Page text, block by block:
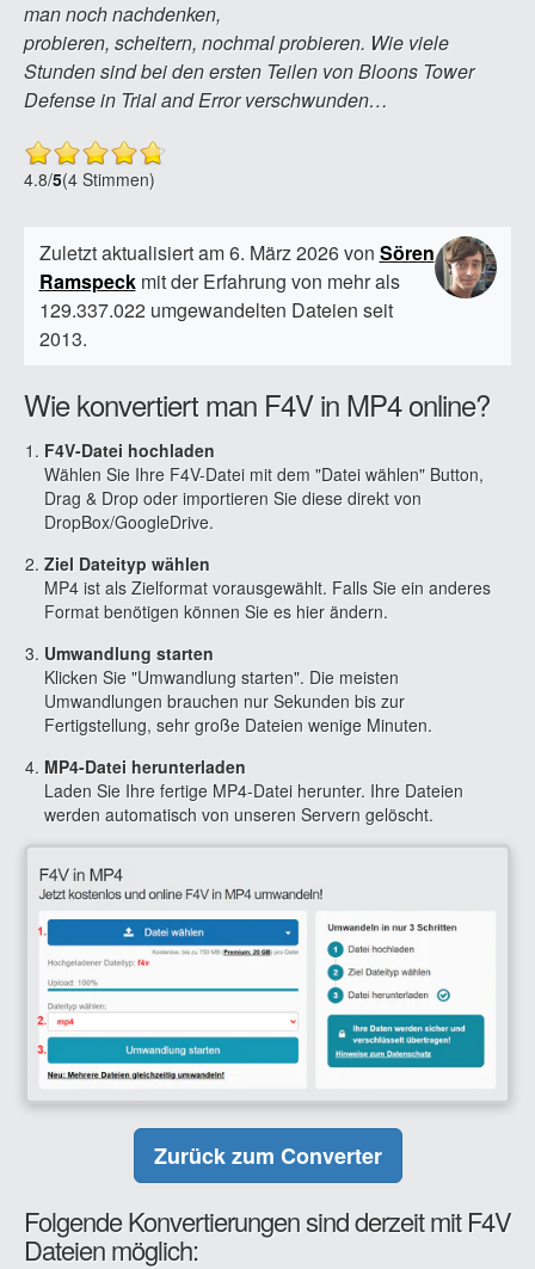
man noch nachdenken,
probieren, scheitern, nochmal probieren. Wie viele
Stunden sind bei den ersten Teilen von Bloons Tower
Defense in Trial and Error verschwunden…
4.8/5(4 Stimmen)
Zuletzt aktualisiert am 6. März 2026 von Sören
Ramspeckmit der Erfahrung von mehr als
129.337.022 umgewandelten Dateien seit
2013.
Wie konvertiert man F4V in MP4 online?
F4V-Datei hochladen
Wählen Sie Ihre F4V-Datei mit dem "Datei wählen" Button,
Drag & Drop oder importieren Sie diese direkt von
DropBox/GoogleDrive.
Ziel Dateityp wählen
MP4 ist als Zielformat vorausgewählt. Falls Sie ein anderes
Format benötigen können Sie es hier ändern.
Umwandlung starten
Klicken Sie "Umwandlung starten". Die meisten
Umwandlungen brauchen nur Sekunden bis zur
Fertigstellung, sehr große Dateien wenige Minuten.
MP4-Datei herunterladen
Laden Sie Ihre fertige MP4-Datei herunter. Ihre Dateien
werden automatisch von unseren Servern gelöscht.
Zurück zum Converter
Folgende Konvertierungen sind derzeit mit F4V
Dateien möglich: